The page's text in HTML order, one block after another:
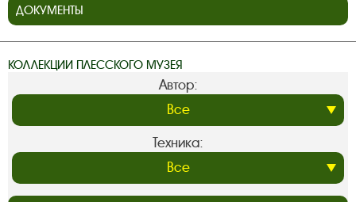
ДОКУМЕНТЫ
КОЛЛЕКЦИИ ПЛЕССКОГО МУЗЕЯ
Автор:
Техника: